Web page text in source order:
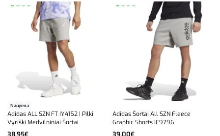
Naujiena
Adidas ALL SZN FT IY4152 | Pilki
Vyriški Medvilniniai Šortai
Adidas Šortai All SZN Fleece
Graphic Shorts IC9796